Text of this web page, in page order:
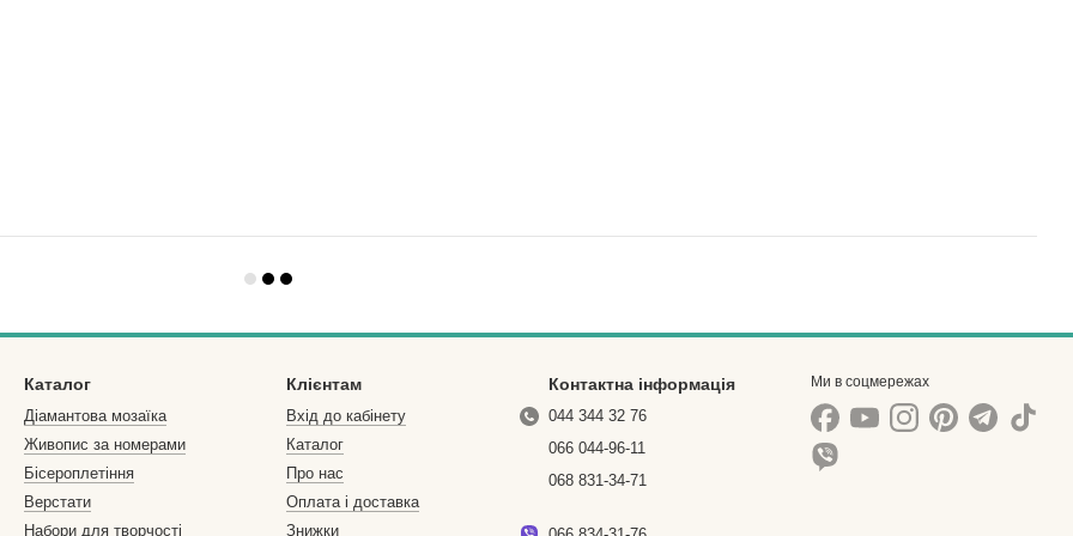
Каталог
Діамантова мозаїка
Живопис за номерами
Бісероплетіння
Верстати
Набори для творчості
Клієнтам
Вхід до кабінету
Каталог
Про нас
Оплата і доставка
Знижки
Контактна інформація
044 344 32 76
066 044-96-11
068 831-34-71
Ми в соцмережах